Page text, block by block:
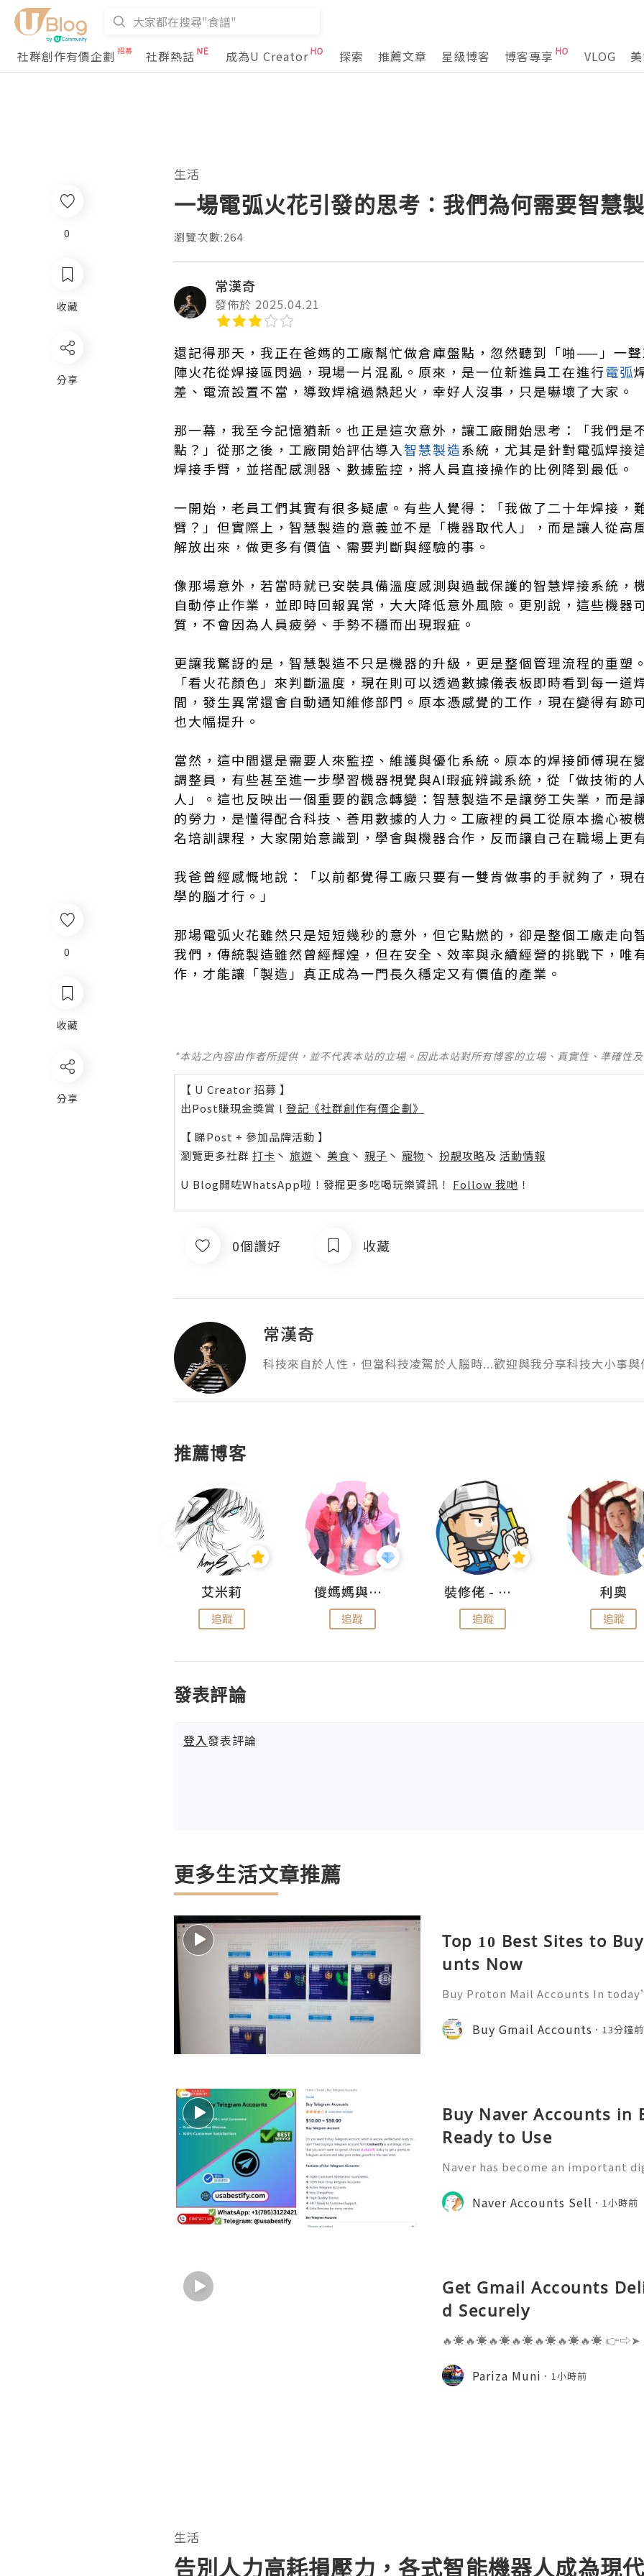
社群創作有價企劃
社群熱話 成為U Creator 探索 推薦文章 星級博客 博客專享 VLOG
0
收藏
分享
生活
一場電弧火花引發的思考：我們為何需要智慧
瀏覽次數:264
常漢奇
發佈於 2025.04.21
還記得那天，我正在爸媽的工廠幫忙做倉庫盤點，忽然聽到「啪——」一
陣火花從焊接區閃過，現場一片混亂。原來，是一位新進員工在進行電弧
差、電流設置不當，導致焊槍過熱起火，幸好人沒事，只是嚇壞了大家。
那一幕，我至今記憶猶新。也正是這次意外，讓工廠開始思考：「我們是
點？」從那之後，工廠開始評估導入 智慧製造系統，尤其是針對電弧焊接
焊接手臂，並搭配感測器、數據監控，將人員直接操作的比例降到最低。
一開始，老員工們其實有很多疑慮。有些人覺得：「我做了二十年焊接，
臂？」但實際上，智慧製造的意義並不是「機器取代人」，而是讓人從高
解放出來，做更多有價值、需要判斷與經驗的事。
像那場意外，若當時就已安裝具備溫度感測與過載保護的智慧焊接系統，
自動停止作業，並即時回報異常，大大降低意外風險。更別說，這些機器
質，不會因為人員疲勞、手勢不穩而出現瑕疵。
更讓我驚訝的是，智慧製造不只是機器的升級，更是整個管理流程的重塑
「看火花顏色」來判斷溫度，現在則可以透過數據儀表板即時看到每一道
間，發生異常還會自動通知維修部門。原本憑感覺的工作，現在變得有跡
也大幅提升。
當然，這中間還是需要人來監控、維護與優化系統。原本的焊接師傅現在
調整員，有些甚至進一步學習機器視覺與AI瑕疵辨識系統，從「做技術的
人」。這也反映出一個重要的觀念轉變：智慧製造不是讓勞工失業，而是
的勞力，是懂得配合科技、善用數據的人力。工廠裡的員工從原本擔心被
名培訓課程，大家開始意識到，學會與機器合作，反而讓自己在職場上更
我爸曾經感慨地說：「以前都覺得工廠只要有一雙肯做事的手就夠了，現
學的腦才行。」
那場電弧火花雖然只是短短幾秒的意外，但它點燃的，卻是整個工廠走向
我們，傳統製造雖然曾經輝煌，但在安全、效率與永續經營的挑戰下，唯
作，才能讓「製造」真正成為一門長久穩定又有價值的產業。
*本站之內容由作者所提供，並不代表本站的立場。因此本站對所有博客的立場、真實性、準確性
【 U Creator 招募 】
出Post賺現金獎賞 l 登記《社群創作有價企劃》
【 睇Post + 參加品牌活動 】
瀏覽更多社群 打卡 丶 旅遊 丶 美食 丶 親子 丶 寵物 丶 扮靚攻略及 活動情報
U Blog開咗WhatsApp啦！發掘更多吃喝玩樂資訊！ Follow 我哋 ！
0個讚好 收藏
常漢奇
科技來自於人性，但當科技凌駕於人腦時...歡迎與我分享科技大小事與
推薦博客
艾米莉
追蹤
儍媽媽與兩隻小魔怪之家
追蹤
裝修佬 - 香港一站式網上裝修平台
追蹤
利奧
追蹤
發表評論
登入發表評論
更多生活文章推薦
Top 10 Best Sites to
unts Now
Buy Proton Mail Accounts In
s in—a secure and encrypted
ect your communications. Bu
Buy Gmail Accounts 13分鐘前
Buy Naver Accounts in
Ready to Use
Naver has become an important
y participation. Understanding
can help individuals, educ
Naver Accounts Sell 1小時前
Get Gmail Accounts
d Securely
🔥☀️🔥☀️🔥☀️🔥☀️🔥☀️🔥☀️🔥☀️ 👉⇨➤
ail.com 👉⇨➤ Visit To Website:
s one of the most widely used
Pariza Muni 1小時前
0
收藏
分享
生活
告別人力高耗損壓力，各式智能機器人成為現